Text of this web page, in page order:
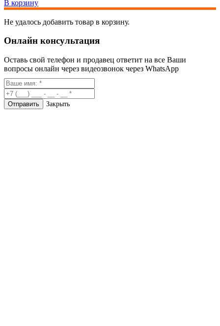
В корзину
Не удалось добавить товар в корзину.
Онлайн консультация
Оставь свой телефон и продавец ответит на все Ваши
вопросы онлайн через видеозвонок через WhatsApp
Закрыть